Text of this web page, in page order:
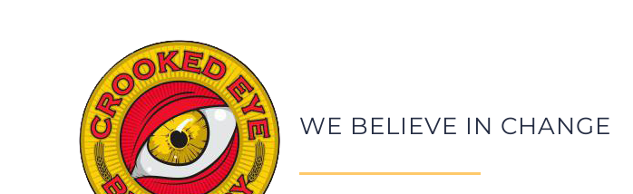
WE BELIEVE IN CHANGE